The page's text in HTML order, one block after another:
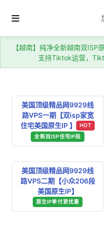
【越南】纯净全新越南双ISP
支持Tiktok运营，
美国顶级精品网9929线
路VPS一期【双isp家宽
住宅美国原生IP 】
HOT
全新双ISP住宅IP段
美国顶级精品网9929线
路VPS二期【小众206段
美国原生IP】
原生IP季付更优惠